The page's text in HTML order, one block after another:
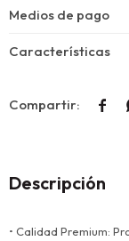
Medios de pago
Características

Descripción
• Calidad Premium: